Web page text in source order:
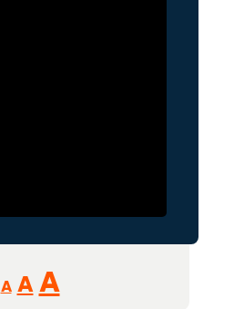
A
Reducir
tamaño
A Restablecer
AAumentar